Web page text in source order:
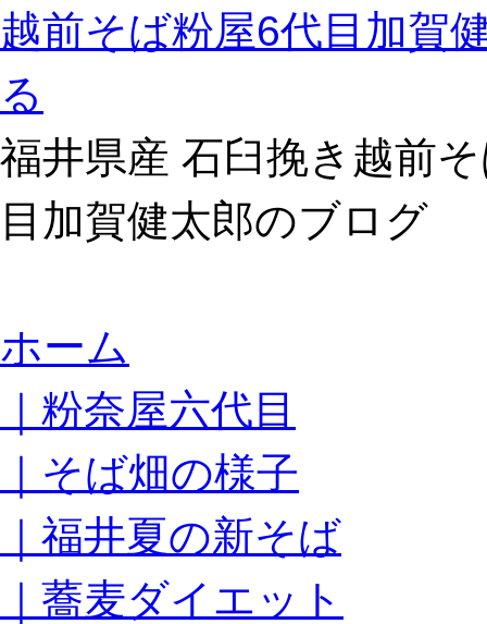
越前そば粉屋6代目加賀
る
福井県産 石臼挽き越前
目加賀健太郎のブログ
ン
ツ
プ
ホーム
｜粉奈屋六代目
｜そば畑の様子
｜福井夏の新そば
｜蕎麦ダイエット